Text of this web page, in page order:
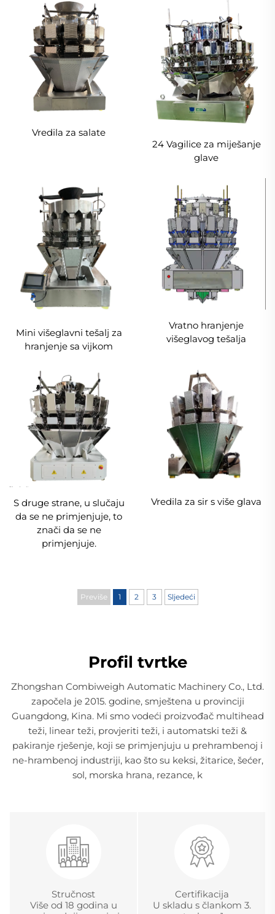
Vredila za salate
24 Vagilice za miješanje
glave
Mini višeglavni tešalj za
hranjenje sa vijkom
Vratno hranjenje
višeglavog tešalja
S druge strane, u slučaju
da se ne primjenjuje, to
znači da se ne
primjenjuje.
Vredila za sir s više glava
Previše 1 2 3 Sljedeći
Profil tvrtke
Zhongshan Combiweigh Automatic Machinery Co., Ltd.
započela je 2015. godine, smještena u provinciji
Guangdong, Kina. Mi smo vodeći proizvođač multihead
teži, linear teži, provjeriti teži, i automatski teži &
pakiranje rješenje, koji se primjenjuju u prehrambenoj i
ne-hrambenoj industriji, kao što su keksi, žitarice, šećer,
sol, morska hrana, rezance, k
Stručnost
Više od 18 godina u
Certifikacija
U skladu s člankom 3.